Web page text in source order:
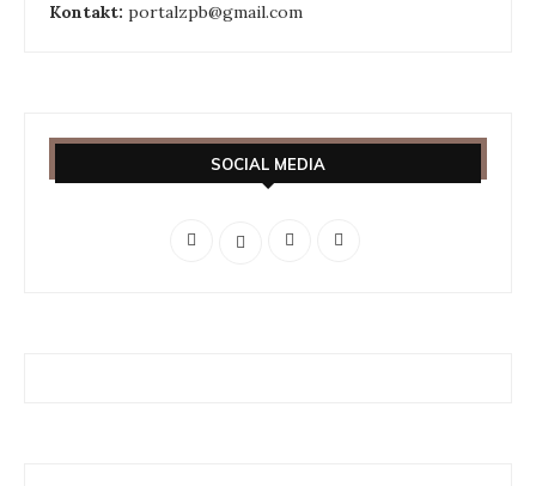
Kontakt: portalzpb@gmail.com
SOCIAL MEDIA